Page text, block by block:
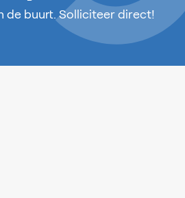
de buurt. Solliciteer direct!